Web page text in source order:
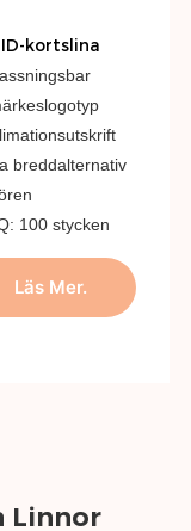
ID-kortslina
breddalternativ
100 stycken
Läs Mer.
Linnor